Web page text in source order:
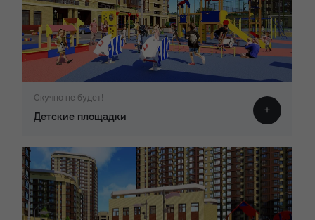
Скучно не будет!
Детские площадки